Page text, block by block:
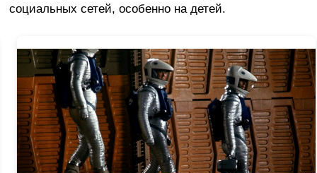
социальных сетей, особенно на детей.